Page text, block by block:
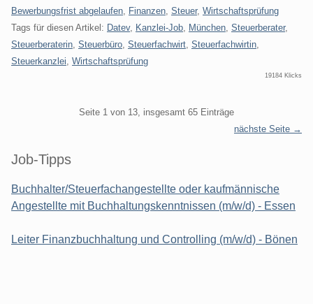
Kategorien:
Bewerbungsfrist abgelaufen Finanzen Steuer, Wirtschaftsprüfung
Tags für diesen Artikel: Datev, Kanzlei-Job München Steuerberater,
Steuerberaterin Steuerbüro Steuerfachwirt Steuerfachwirtin
Steuerkanzlei Wirtschaftsprüfung
19184 Klicks
PaginationSeite 1 von 13, insgesamt 65 Einträge
nächste Seite →
Seitenleiste
Job-Tipps
Buchhalter/Steuerfachangestellte oder kaufmännische
Angestellte mit Buchhaltungskenntnissen (m/w/d) - Essen
Leiter Finanzbuchhaltung und Controlling (m/w/d) - Bönen